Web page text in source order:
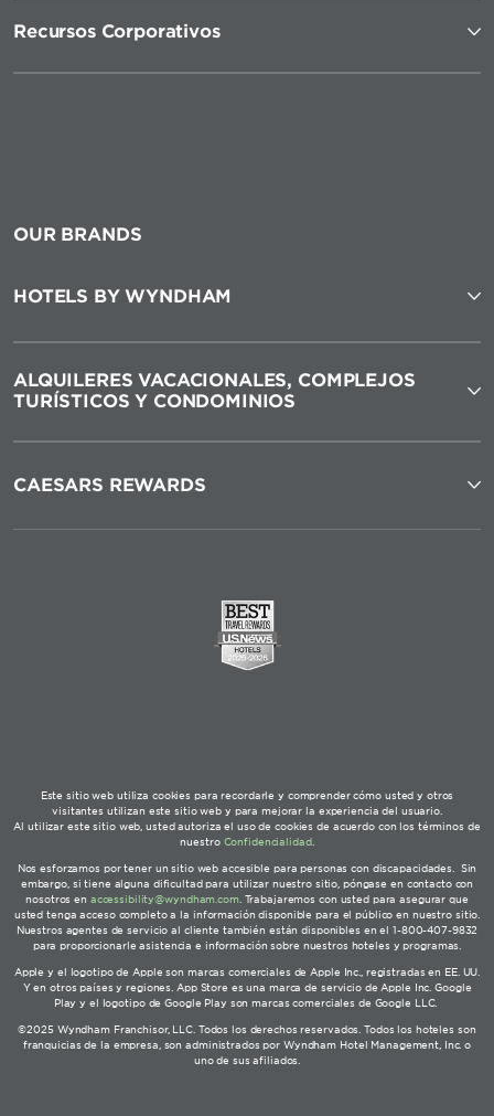
Recursos Corporativos
OUR BRANDS
HOTELS BY WYNDHAM
ALQUILERES VACACIONALES, COMPLEJOS
TURÍSTICOS Y CONDOMINIOS
CAESARS REWARDS
Este sitio web utiliza cookies para recordarle y comprender cómo usted y otros
visitantes utilizan este sitio web y para mejorar la experiencia del usuario.
Al utilizar este sitio web, usted autoriza el uso de cookies de acuerdo con los términos de
nuestro Confidencialidad.
Nos esforzamos por tener un sitio web accesible para personas con discapacidades. Sin
embargo, si tiene alguna dificultad para utilizar nuestro sitio, póngase en contacto con
nosotros en accessibility@wyndham.com. Trabajaremos con usted para asegurar que
usted tenga acceso completo a la información disponible para el público en nuestro sitio.
Nuestros agentes de servicio al cliente también están disponibles en el 1-800-407-9832
para proporcionarle asistencia e información sobre nuestros hoteles y programas.
Apple y el logotipo de Apple son marcas comerciales de Apple Inc., registradas en EE. UU.
Y en otros países y regiones. App Store es una marca de servicio de Apple Inc. Google
Play y el logotipo de Google Play son marcas comerciales de Google LLC.
©2025 Wyndham Franchisor, LLC. Todos los derechos reservados. Todos los hoteles son
franquicias de la empresa, son administrados por Wyndham Hotel Management, Inc. o
uno de sus afiliados.